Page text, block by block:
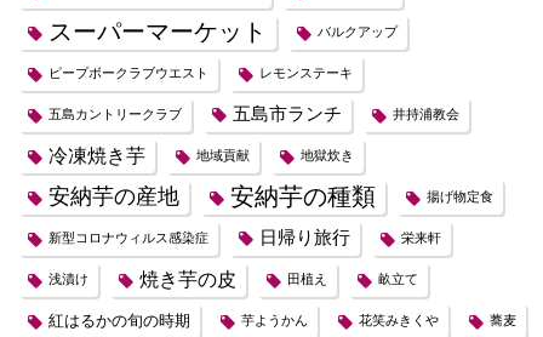
スーパーマーケット バルクアップ
ピープボークラブウエスト レモンステーキ
五島カントリークラブ 五島市ランチ 井持浦教会
冷凍焼き芋 地域貢献 地獄炊き
安納芋の産地 安納芋の種類 揚げ物定食
新型コロナウィルス感染症 日帰り旅行 栄来軒
浅漬け 焼き芋の皮 田植え 畝立て
紅はるかの旬の時期 芋ようかん 花笑みきくや 蕎麦